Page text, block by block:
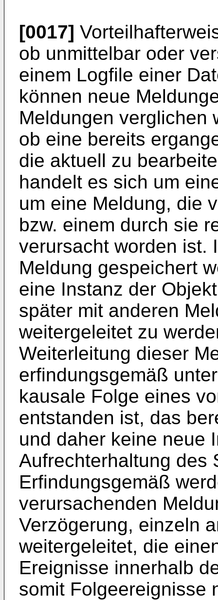
[0017]
ob unmittelbar oder
einem Logfile einer
können neue
Meldungen verglichen
ob eine bereits
die aktuell zu
handelt es sich um
um eine Meldung, die
bzw. einem durch sie
verursacht worden ist.
Meldung gespeichert
eine Instanz der
später mit anderen
weitergeleitet zu
Weiterleitung dieser
erfindungsgemäß
kausale Folge eines
entstanden ist, das
und daher keine neue
Aufrechterhaltung des
Erfindungsgemäß
verursachenden
Verzögerung, einzeln
weitergeleitet, die
Ereignisse innerhalb
somit Folgeereignisse